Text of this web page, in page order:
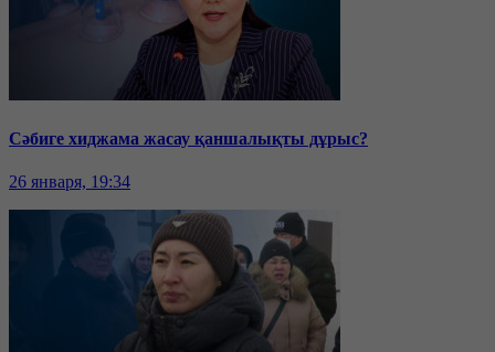
Сәбиге хиджама жасау қаншалықты дұрыс?
26 января, 19:34